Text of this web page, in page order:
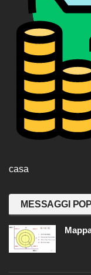
casa
MESSAGGI